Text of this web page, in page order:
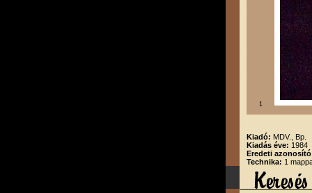
1
Kiadó: MDV., Bp.
Kiadás éve: 1984
Eredeti
Technika: 1